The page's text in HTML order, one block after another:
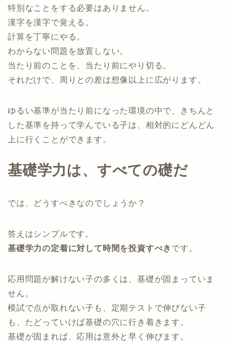
特別なことをする必要はありません。
漢字を漢字で覚える。
計算を丁寧にやる。
わからない問題を放置しない。
当たり前のことを、当たり前にやり切る。
それだけで、周りとの差は想像以上に広がります。
ゆるい基準が当たり前になった環境の中で、きちんと
した基準を持って学んでいる子は、相対的にどんどん
上に行くことができます。
基礎学力は、すべての礎だ
では、どうすべきなのでしょうか？
答えはシンプルです。
基礎学力の定着に対して時間を投資すべき です。
応用問題が解けない子の多くは、基礎が固まっていま
せん。
模試で点が取れない子も、定期テストで伸びない子
も、たどっていけば基礎の穴に行き着きます。
基礎が固まれば、応用は意外と早く伸びます。